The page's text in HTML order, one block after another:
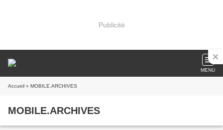
Publicité
MENU
Accueil » MOBILE.ARCHIVES
MOBILE.ARCHIVES